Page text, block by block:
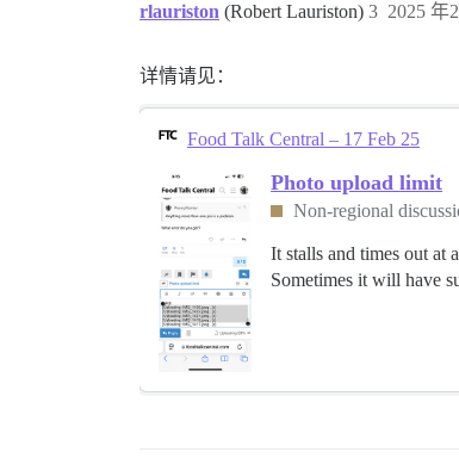
rlauriston (Robert Lauriston) 2025 年
3
详情请见：
Food Talk Central – 17 Feb 25
Photo upload limit
Non-regional
It stalls and times out at
Sometimes it will have